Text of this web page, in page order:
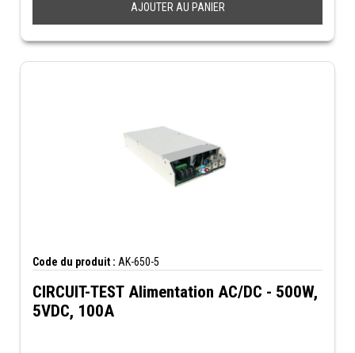
AJOUTER AU PANIER
Code du produit : AK-650-5
CIRCUIT-TEST Alimentation AC/DC - 500W,
5VDC, 100A